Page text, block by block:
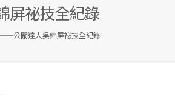
祕技全紀錄
公關達人吳錦屏祕技全紀錄